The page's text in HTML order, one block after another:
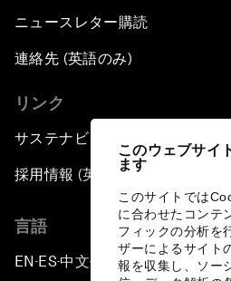
このウェブサイ
ます
このサイトでは
に合わせたコンテ
フィックの分析を
ザーによるサイト
報を収集し、ソー
ニュースレター購読
連絡先 (英語のみ)
リンク
サステナビリティへの取り組み
採用情報 (英語のみ)
言語
EN ▪ES▪中文▪ 日本語